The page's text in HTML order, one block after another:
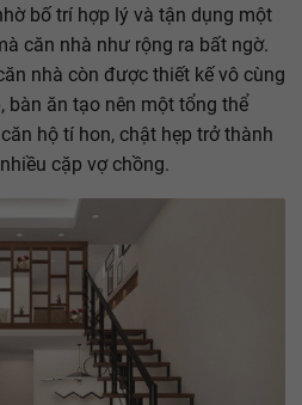
bố trí hợp lý và tận dụng một
căn nhà như rộng ra bất ngờ.
nhà còn được thiết kế vô cùng
bàn ăn tạo nên một tổng thể
hộ tí hon, chật hẹp trở thành
cặp vợ chồng.